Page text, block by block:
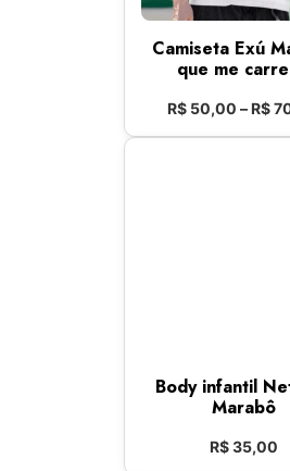
Camiseta Exú
que me
R$ 50,00 –R$
Body infantil
Marabô
R$35,00